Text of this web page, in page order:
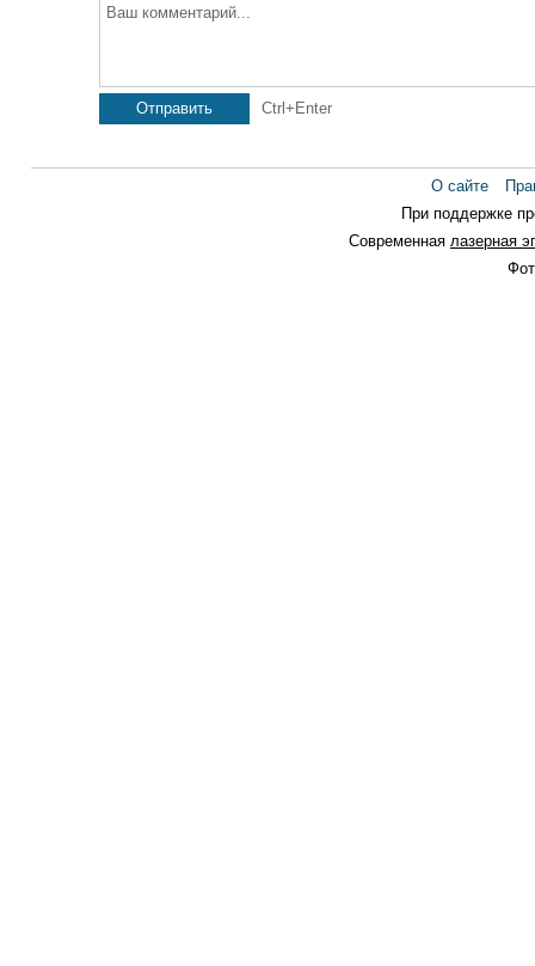
Ваш комментарий...
Отправить Ctrl+Enter
О сайте
При поддержке
Современная лазерная